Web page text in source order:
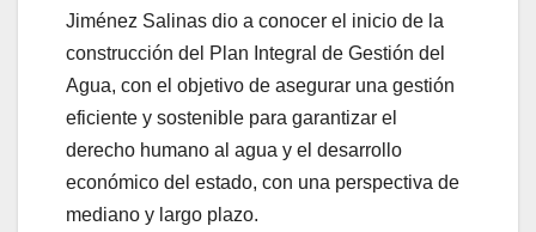
Jiménez Salinas dio a conocer el inicio de la
construcción del Plan Integral de Gestión del
Agua, con el objetivo de asegurar una gestión
eficiente y sostenible para garantizar el
derecho humano al agua y el desarrollo
económico del estado, con una perspectiva de
mediano y largo plazo.